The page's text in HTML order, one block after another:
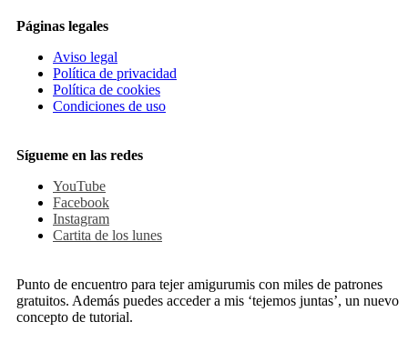
Páginas legales
Aviso legal
Política de privacidad
Política de cookies
Condiciones de uso
Sígueme en las redes
YouTube
Facebook
Instagram
Cartita de los lunes
Punto de encuentro para tejer amigurumis con miles de patrones
gratuitos. Además puedes acceder a mis ‘tejemos juntas’, un nuevo
concepto de tutorial.